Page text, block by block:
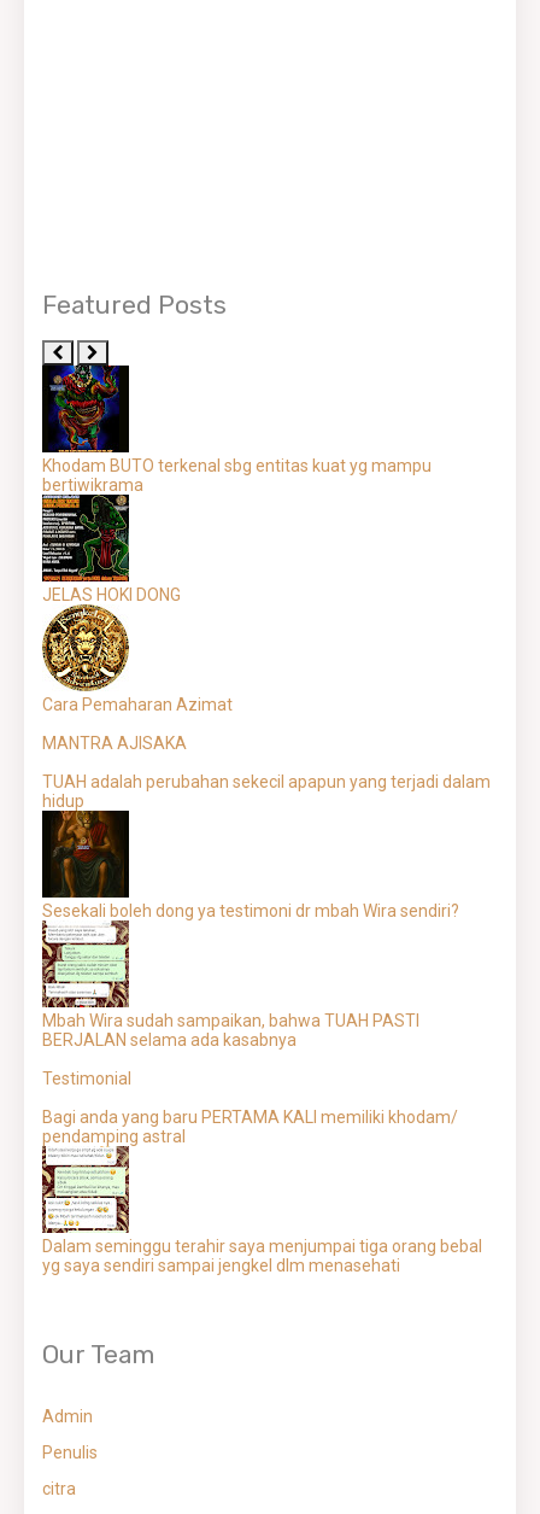
Featured Posts
Khodam BUTO terkenal sbg entitas kuat yg mampu
bertiwikrama
JELAS HOKI DONG
Cara Pemaharan Azimat
MANTRA AJISAKA
TUAH adalah perubahan sekecil apapun yang terjadi dalam
hidup
Sesekali boleh dong ya testimoni dr mbah Wira sendiri?
Mbah Wira sudah sampaikan, bahwa TUAH PASTI
BERJALAN selama ada kasabnya
Testimonial
Bagi anda yang baru PERTAMA KALI memiliki khodam/
pendamping astral
Dalam seminggu terahir saya menjumpai tiga orang bebal
yg saya sendiri sampai jengkel dlm menasehati
Our Team
Admin
Penulis
citra